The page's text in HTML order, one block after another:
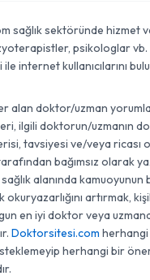
sağlık sektöründe hizmet
psikologlar vb.
internet kullanıcılarını
alan doktor/uzman
ilgili doktorun/uzmanın
tavsiyesi ve/veya ricası
bağımsız olarak
alanında
okuryazarlığını artırmak,
en iyi doktor veya uzmana
Doktorsitesi.com herhangi
herhangi bir